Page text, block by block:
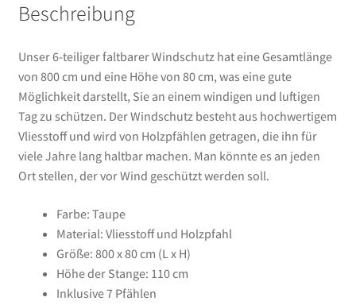
Beschreibung
Unser 6-teiliger faltbarer Windschutz hat eine Gesamtlänge
von 800 cm und eine Höhe von 80 cm, was eine gute
Möglichkeit darstellt, Sie an einem windigen und luftigen
Tag zu schützen. Der Windschutz besteht aus hochwertigem
Vliesstoff und wird von Holzpfählen getragen, die ihn für
viele Jahre lang haltbar machen. Man könnte es an jeden
Ort stellen, der vor Wind geschützt werden soll.
Farbe: Taupe
Material: Vliesstoff und Holzpfahl
Größe: 800 x 80 cm (L x H)
Höhe der Stange: 110 cm
Inklusive 7 Pfählen